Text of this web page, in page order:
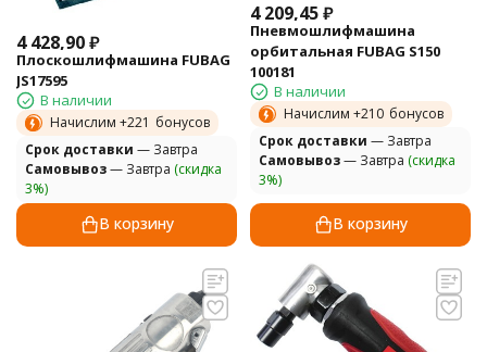
4 428,90₽
Плоскошлифмашина FUBAG
JS17595
В наличии
Начислим +221 бонусов
Cрок доставки — Завтра
Самовывоз— Завтра (скидка
3%)
В корзину
4 209,45₽
Пневмошлифмашина
орбитальная FUBAG S150
100181
В наличии
Начислим +210 бонусов
Cрок доставки — Завтра
Самовывоз— Завтра (скидка
3%)
В корзину